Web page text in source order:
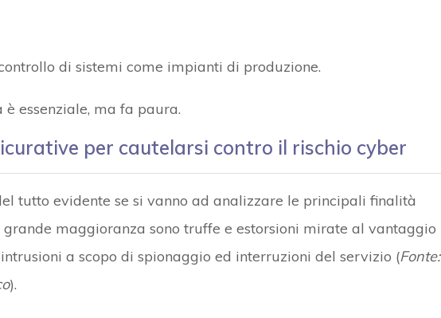
di sistemi come impianti di produzione.
essenziale, ma fa paura.
per cautelarsi contro il rischio cyber
tutto evidente se si vanno ad analizzare le principali finalità
maggioranza sono truffe e estorsioni mirate al vantaggio
a scopo di spionaggio ed interruzioni del servizio (Fonte:
).